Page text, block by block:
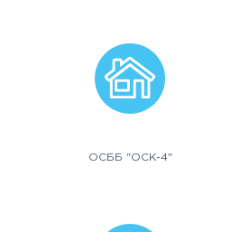
ОСББ "ОСК-4"